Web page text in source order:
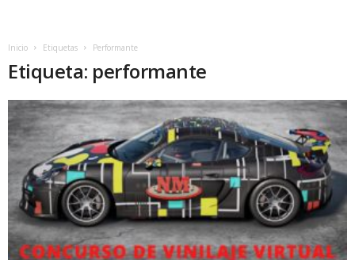
Inicio Etiquetas Performante
Etiqueta: performante